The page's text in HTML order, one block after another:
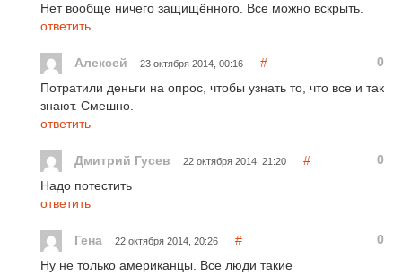
Нет вообще ничего защищённого. Все можно вскрыть.
ответить
Алексей 23 октября 2014, 00:16 #
0
Потратили деньги на опрос, чтобы узнать то, что все и так
знают. Смешно.
ответить
Дмитрий Гусев 22 октября 2014, 21:20 #
0
Надо потестить
ответить
Гена 22 октября 2014, 20:26 #
0
Ну не только американцы. Все люди такие